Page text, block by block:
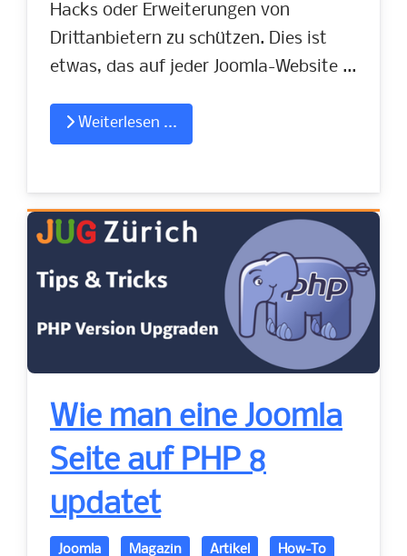
Hacks oder Erweiterungen von
Drittanbietern zu schützen. Dies ist
etwas, das auf jeder Joomla-Website ...
Weiterlesen ...
Wie man eine Joomla
Seite auf PHP 8
updatet
Joomla Magazin Artikel How-To